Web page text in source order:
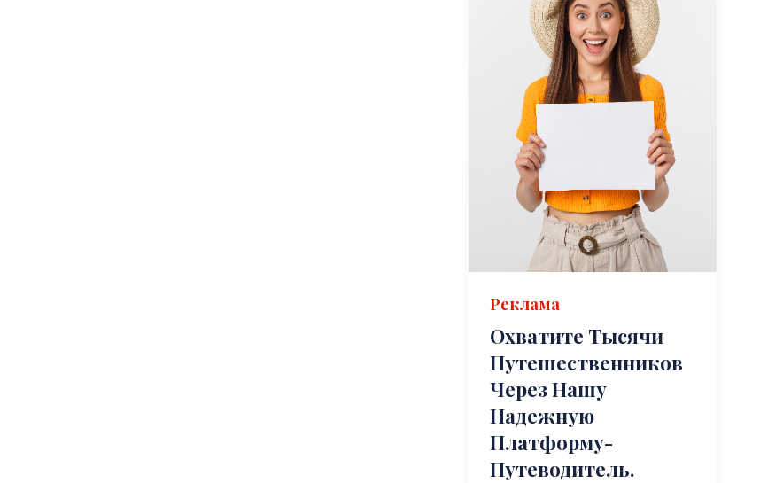
Реклама
Охватите Тысячи
Путешественников
Через Нашу
Надежную
Платформу-
Путеводитель.